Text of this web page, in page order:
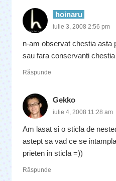
hoinaru
iulie 3, 2008 2:56 pm
n-am observat chestia
sau fara conservanti
Răspunde
Gekko
iulie 4, 2008 11:28 am
Am lasat si o sticla de
astept sa vad ce se
prieten in sticla =))
Răspunde